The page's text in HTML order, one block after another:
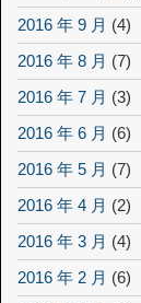
2016 年 9 月 (4)
2016 年 8 月 (7)
2016 年 7 月 (3)
2016 年 6 月 (6)
2016 年 5 月 (7)
2016 年 4 月 (2)
2016 年 3 月 (4)
2016 年 2 月 (6)